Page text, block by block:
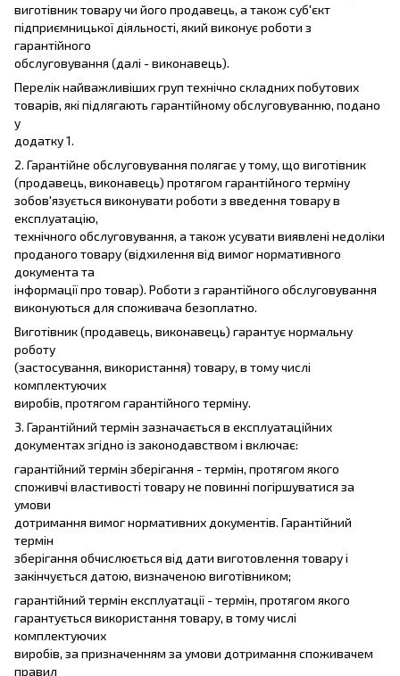
виготівник товару чи його продавець, а також суб'єкт
підприємницької діяльності, який виконує роботи з
гарантійного
обслуговування (далі - виконавець).
Перелік найважливіших груп технічно складних побутових
товарів, які підлягають гарантійному обслуговуванню, подано
у
додатку 1.
2. Гарантійне обслуговування полягає у тому, що виготівник
(продавець, виконавець) протягом гарантійного терміну
зобов'язується виконувати роботи з введення товару в
експлуатацію,
технічного обслуговування, а також усувати виявлені недоліки
проданого товару (відхилення від вимог нормативного
документа та
інформації про товар). Роботи з гарантійного обслуговування
виконуються для споживача безоплатно.
Виготівник (продавець, виконавець) гарантує нормальну
роботу
(застосування, використання) товару, в тому числі
комплектуючих
виробів, протягом гарантійного терміну.
3. Гарантійний термін зазначається в експлуатаційних
документах згідно із законодавством і включає:
гарантійний термін зберігання - термін, протягом якого
споживчі властивості товару не повинні погіршуватися за
умови
дотримання вимог нормативних документів. Гарантійний
термін
зберігання обчислюється від дати виготовлення товару і
закінчується датою, визначеною виготівником;
гарантійний термін експлуатації - термін, протягом якого
гарантується використання товару, в тому числі
комплектуючих
виробів, за призначенням за умови дотримання споживачем
правил